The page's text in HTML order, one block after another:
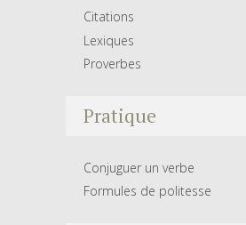
Citations
Lexiques
Proverbes
Pratique
Conjuguer un verbe
Formules de politesse